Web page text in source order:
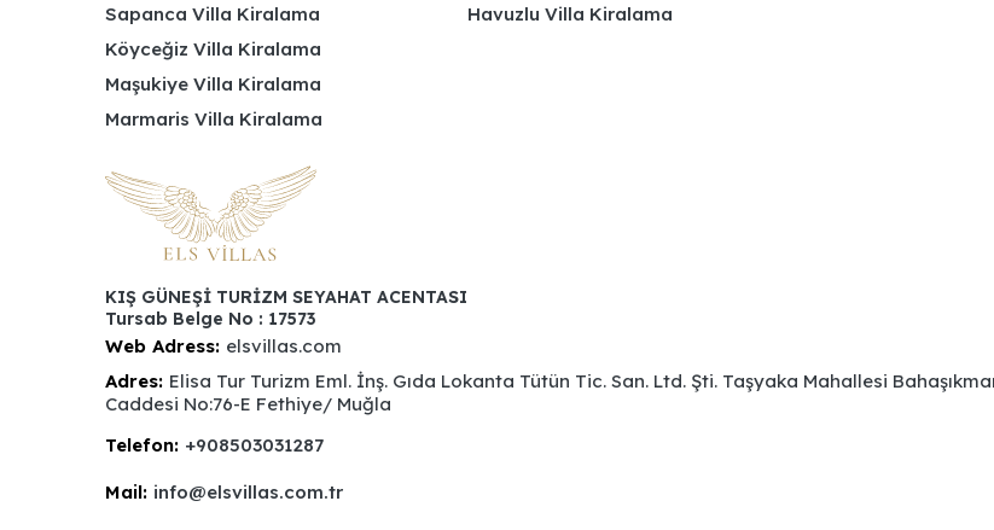
Sapanca Villa Kiralama
Köyceğiz Villa Kiralama
Maşukiye Villa Kiralama
Marmaris Villa Kiralama
Havuzlu Villa Kiralama
KIŞ GÜNEŞİ TURİZM SEYAHAT ACENTASI
Tursab Belge No : 17573
Web Adress: elsvillas.com
Adres: Elisa Tur Turizm Eml. İnş. Gıda Lokanta Tütün Tic. San. Ltd. Şti. Taşyaka Mahallesi
Caddesi No:76-E Fethiye/ Muğla
Telefon: +908503031287
Mail: info@elsvillas.com.tr